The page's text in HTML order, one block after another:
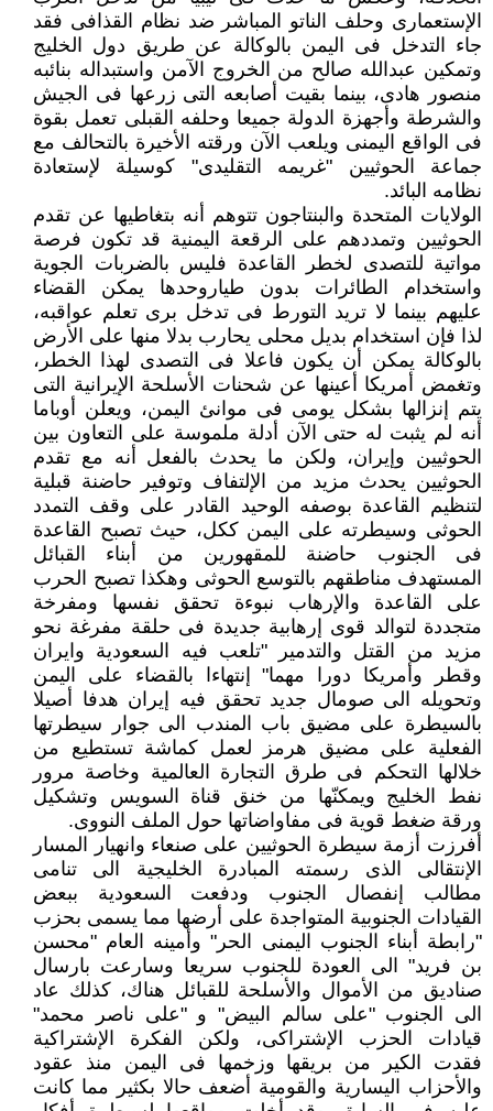
الإستعمارى وحلف الناتو المباشر ضد نظام القذافى فقد
جاء التدخل فى اليمن بالوكالة عن طريق دول الخليج
وتمكين عبدالله صالح من الخروج الآمن واستبداله بنائبه
منصور هادى، بينما بقيت أصابعه التى زرعها فى الجيش
والشرطة وأجهزة الدولة جميعا وحلفه القبلى تعمل بقوة
فى الواقع اليمنى ويلعب الآن ورقته الأخيرة بالتحالف مع
جماعة الحوثيين "غريمه التقليدى" كوسيلة لإستعادة
نظامه البائد.
الولايات المتحدة والبنتاجون تتوهم أنه بتغاطيها عن تقدم
الحوثيين وتمددهم على الرقعة اليمنية قد تكون فرصة
مواتية للتصدى لخطر القاعدة فليس بالضربات الجوية
واستخدام الطائرات بدون طياروحدها يمكن القضاء
عليهم بينما لا تريد التورط فى تدخل برى تعلم عواقبه،
لذا فإن استخدام بديل محلى يحارب بدلا منها على الأرض
بالوكالة يمكن أن يكون فاعلا فى التصدى لهذا الخطر،
وتغمض أمريكا أعينها عن شحنات الأسلحة الإيرانية التى
يتم إنزالها بشكل يومى فى موانئ اليمن، ويعلن أوباما
أنه لم يثبت له حتى الآن أدلة ملموسة على التعاون بين
الحوثيين وإيران، ولكن ما يحدث بالفعل أنه مع تقدم
الحوثيين يحدث مزيد من الإلتفاف وتوفير حاضنة قبلية
لتنظيم القاعدة بوصفه الوحيد القادر على وقف التمدد
الحوثى وسيطرته على اليمن ككل، حيث تصبح القاعدة
فى الجنوب حاضنة للمقهورين من أبناء القبائل
المستهدف مناطقهم بالتوسع الحوثى وهكذا تصبح الحرب
على القاعدة والإرهاب نبوءة تحقق نفسها ومفرخة
متجددة لتوالد قوى إرهابية جديدة فى حلقة مفرغة نحو
مزيد من القتل والتدمير "تلعب فيه السعودية وايران
وقطر وأمريكا دورا مهما" إنتهاءا بالقضاء على اليمن
وتحويله الى صومال جديد تحقق فيه إيران هدفا أصيلا
بالسيطرة على مضيق باب المندب الى جوار سيطرتها
الفعلية على مضيق هرمز لعمل كماشة تستطيع من
خلالها التحكم فى طرق التجارة العالمية وخاصة مرور
نفط الخليج ويمكنّها من خنق قناة السويس وتشكيل
ورقة ضغط قوية فى مفاواضاتها حول الملف النووى.
أفرزت أزمة سيطرة الحوثيين على صنعاء وانهيار المسار
الإنتقالى الذى رسمته المبادرة الخليجية الى تنامى
مطالب إنفصال الجنوب ودفعت السعودية ببعض
القيادات الجنوبية المتواجدة على أرضها مما يسمى بحزب
"رابطة أبناء الجنوب اليمنى الحر" وأمينه العام "محسن
بن فريد" الى العودة للجنوب سريعا وسارعت بارسال
صناديق من الأموال والأسلحة للقبائل هناك، كذلك عاد
الى الجنوب "على سالم البيض" و "على ناصر محمد"
قيادات الحزب الإشتراكى، ولكن الفكرة الإشتراكية
فقدت الكير من بريقها وزخمها فى اليمن منذ عقود
والأحزاب اليسارية والقومية أضعف حالا بكثير مما كانت